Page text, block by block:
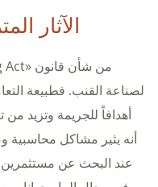
الآثار
لصناعة القنب. فطبيعة
أهدافاً للجريمة وتزيد
أنه يثير مشاكل محاسبية
عند البحث عن